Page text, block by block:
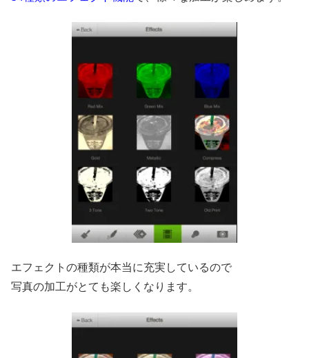
エフェクトの種類が本当に充実しているので
写真の加工がとても楽しくなります。